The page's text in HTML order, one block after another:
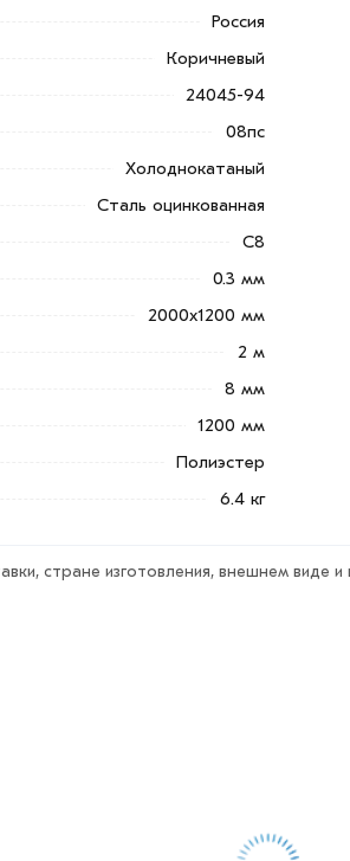
и крепить.
или нажмите на
по контактам указанным на сайте.
коричневый RAL8017
в интернет-магазине МЕТАЛЛ-РС
самовывоза.
всем стандартам качества.
Россия
Коричневый
24045-94
08пс
Холоднокатаный
Сталь оцинкованная
С8
0.3 мм
2000х1200 мм
2 м
8 мм
1200 мм
Полиэстер
6.4 кг
стране изготовления, внешнем